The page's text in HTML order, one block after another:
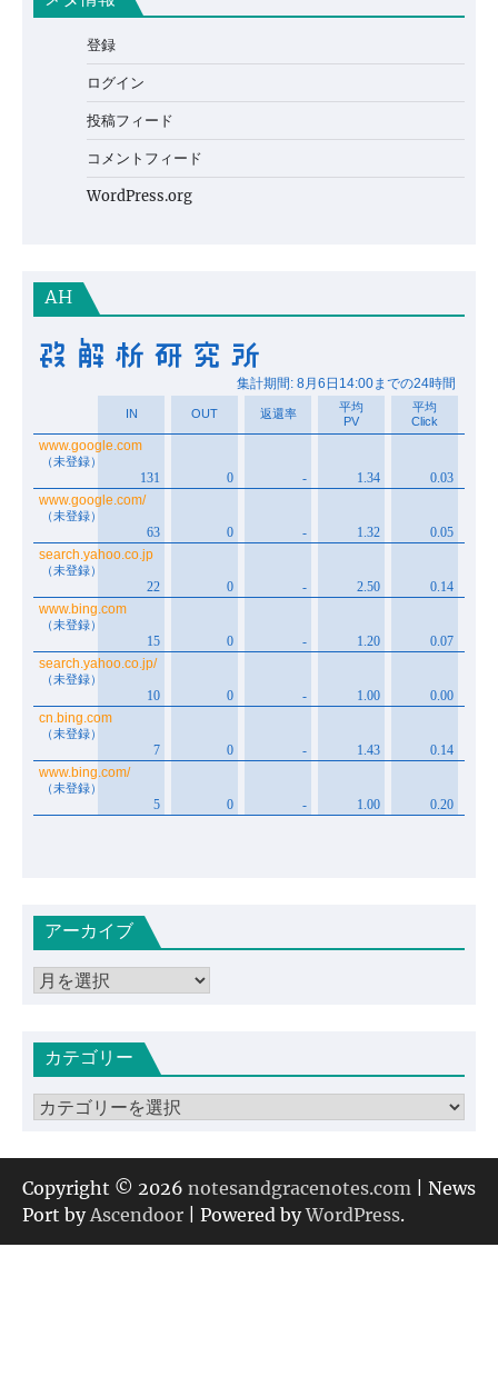
登録
ログイン
投稿フィード
コメントフィード
WordPress.org
AH
アーカイブ
ア
イカテゴリー
カ
ゴ
リ
ー
Copyright © 2026 notesandgracenotes.com | News
Port byAscendoor | Powered byWordPress.